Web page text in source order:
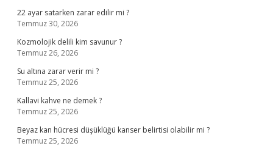
22 ayar satarken zarar edilir mi ?
Temmuz 30, 2026
Kozmolojik delili kim savunur ?
Temmuz 26, 2026
Su altına zarar verir mi ?
Temmuz 25, 2026
Kallavi kahve ne demek ?
Temmuz 25, 2026
Beyaz kan hücresi düşüklüğü kanser belirtisi olabilir mi ?
Temmuz 25, 2026